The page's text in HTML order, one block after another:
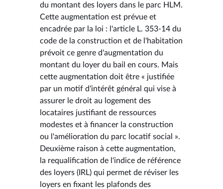
du montant des loyers dans le parc HLM.
Cette augmentation est prévue et
encadrée par la loi : l'article L. 353-14 du
code de la construction et de l'habitation
prévoit ce genre d'augmentation du
montant du loyer du bail en cours. Mais
cette augmentation doit être « justifiée
par un motif d'intérêt général qui vise à
assurer le droit au logement des
locataires justifiant de ressources
modestes et à financer la construction
ou l'amélioration du parc locatif social ».
Deuxième raison à cette augmentation,
la requalification de l'indice de référence
des loyers (IRL) qui permet de réviser les
loyers en fixant les plafonds des